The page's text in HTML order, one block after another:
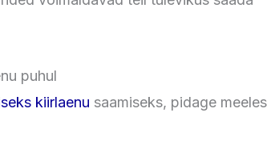
puhul
kiirlaenu saamiseks, pidage meeles